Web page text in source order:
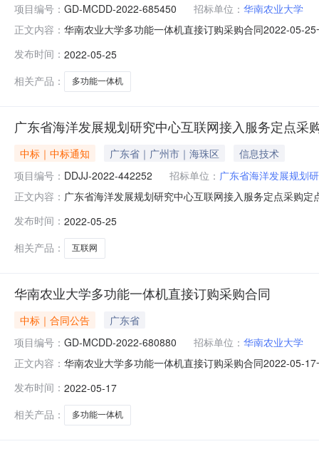
项目编号： GD-MCDD-2022-685450 招标单位： 华南农业大学
正文内容： 华南农业大学多功能一体机直接订购采购合同2022-05-
13760691667供应商（乙方）：海昊智能科技有限公司
发布时间： 2022-05-25
相关产品：
多功能一体机
广东省海洋发展规划研究中心互联网接入服务定点采
中标｜中标通知 广东省｜广州市｜海珠区
信息技术
项目编号： DDJJ-2022-442252 招标单位： 广东省海洋发展规划
正文内容： 广东省海洋发展规划研究中心互联网接入服务定点采购
了报价。经评审，报价有效的供应商为3家，报价情况如
发布时间： 2022-05-25
相关产品：
互联网
华南农业大学多功能一体机直接订购采购合同
中标｜合同公告
广东省
项目编号： GD-MCDD-2022-680880 招标单位： 华南农业大学
正文内容： 华南农业大学多功能一体机直接订购采购合同2022-05-
13760691667供应商（乙方）：海昊智能科技有限公司
发布时间： 2022-05-17
相关产品：
多功能一体机